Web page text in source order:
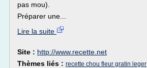
pas mou).
Préparer une...
Lire la suite
Site : http://www.recette.net
Thèmes liés : recette chou fleur gratin leger